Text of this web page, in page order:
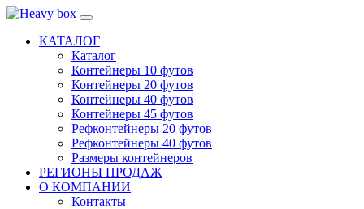
КАТАЛОГ
Каталог
Контейнеры 10 футов
Контейнеры 20 футов
Контейнеры 40 футов
Контейнеры 45 футов
Рефконтейнеры 20 футов
Рефконтейнеры 40 футов
Размеры контейнеров
РЕГИОНЫ ПРОДАЖ
О КОМПАНИИ
Контакты